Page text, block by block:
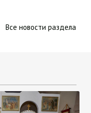
Все новости раздела